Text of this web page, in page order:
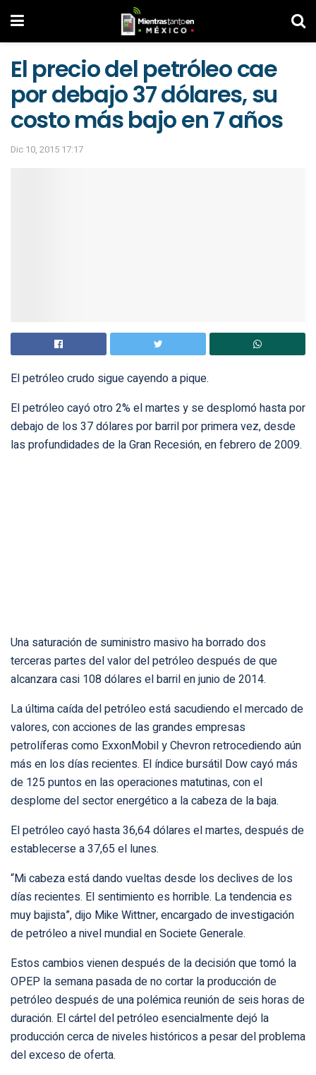
El precio del petróleo cae
por debajo 37 dólares, su
costo más bajo en 7 años
Dic 10, 2015 17:17
El petróleo crudo sigue cayendo a pique.
El petróleo cayó otro 2% el martes y se desplomó hasta por
debajo de los 37 dólares por barril por primera vez, desde
las profundidades de la Gran Recesión, en febrero de 2009.
Una saturación de suministro masivo ha borrado dos
terceras partes del valor del petróleo después de que
alcanzara casi 108 dólares el barril en junio de 2014.
La última caída del petróleo está sacudiendo el mercado de
valores, con acciones de las grandes empresas
petrolíferas como ExxonMobil y Chevron retrocediendo aún
más en los días recientes. El índice bursátil Dow cayó más
de 125 puntos en las operaciones matutinas, con el
desplome del sector energético a la cabeza de la baja.
El petróleo cayó hasta 36,64 dólares el martes, después de
establecerse a 37,65 el lunes.
“Mi cabeza está dando vueltas desde los declives de los
días recientes. El sentimiento es horrible. La tendencia es
muy bajista”, dijo Mike Wittner, encargado de investigación
de petróleo a nivel mundial en Societe Generale.
Estos cambios vienen después de la decisión que tomó la
OPEP la semana pasada de no cortar la producción de
petróleo después de una polémica reunión de seis horas de
duración. El cártel del petróleo esencialmente dejó la
producción cerca de niveles históricos a pesar del problema
del exceso de oferta.